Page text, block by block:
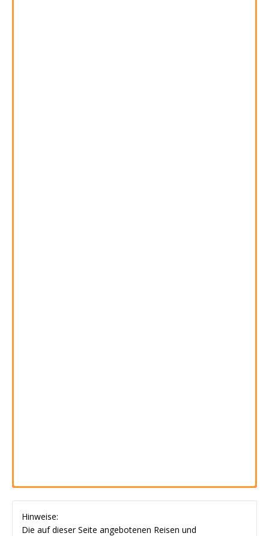
Bulgarien
Hinweise:
Die auf dieser Seite angebotenen Reisen und